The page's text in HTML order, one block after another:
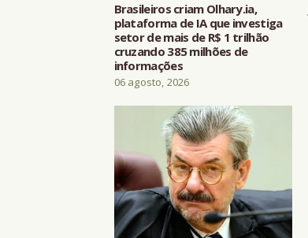
Brasileiros criam Olhary.ia,
plataforma de IA que investiga
setor de mais de R$ 1 trilhão
cruzando 385 milhões de
informações
06 agosto, 2026